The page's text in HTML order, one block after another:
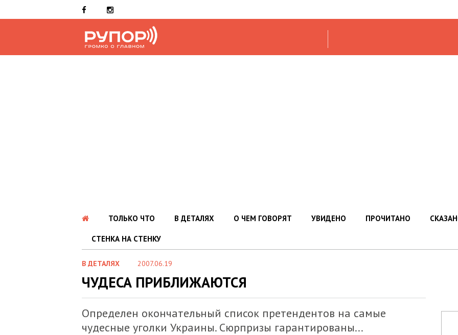
ТОЛЬКО ЧТО В ДЕТАЛЯХ О ЧЕМ ГОВОРЯТ УВИДЕНО ПРОЧИТАНО
СТЕНКА НА СТЕНКУ
В ДЕТАЛЯХ 2007.06.19
ЧУДЕСА ПРИБЛИЖАЮТСЯ
Определен окончательный список претендентов на самые
чудесные уголки Украины. Сюрпризы гарантированы...